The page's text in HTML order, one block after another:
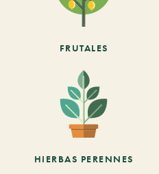
FRUTALES
HIERBAS PERENNES